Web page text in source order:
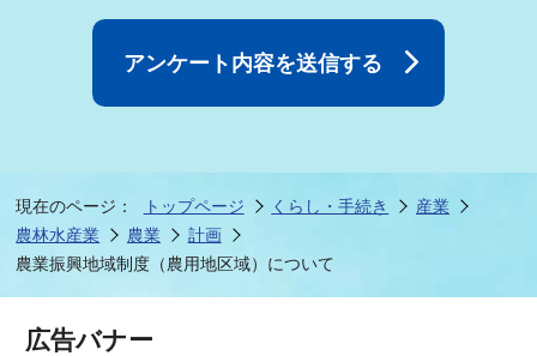
現在のページ： トップページ くらし・手続き
産業
農林水産業
農業
計画
農業振興地域制度（農用地区域）について
広告バナー